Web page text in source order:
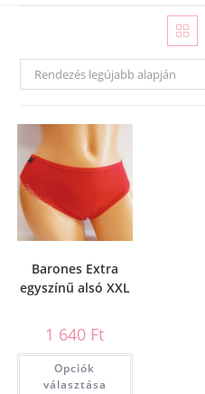
Rendezés legújabb alapján
Barones Extra
egyszínű alsó XXL
1 640 Ft
Opciók
választása